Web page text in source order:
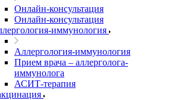
Онлайн-консультация
Онлайн-консультация
иммунология
Аллергология-иммунология
Прием врача – аллерголога-
иммунолога
АСИТ-терапия